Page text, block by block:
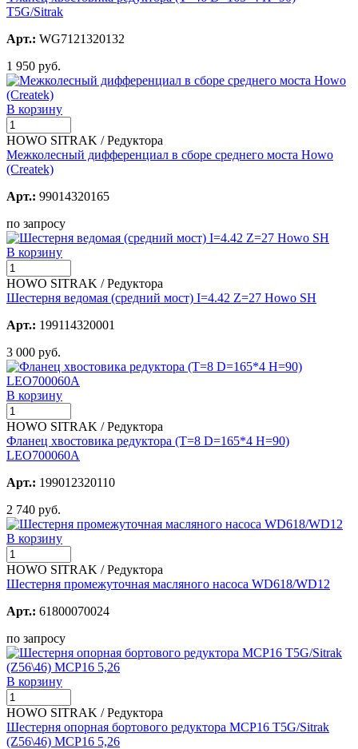
T5G/Sitrak
Арт.: WG7121320132
1 950 руб.
В корзину
HOWO SITRAK / Редуктора
Межколесный дифференциал в сборе среднего моста Howo
(Createk)
Арт.: 99014320165
по запросу
В корзину
HOWO SITRAK / Редуктора
Шестерня ведомая (средний мост) I=4.42 Z=27 Howo SH
Арт.: 199114320001
3 000 руб.
В корзину
HOWO SITRAK / Редуктора
Фланец хвостовика редуктора (T=8 D=165*4 H=90)
LEO700060A
Арт.: 199012320110
2 740 руб.
В корзину
HOWO SITRAK / Редуктора
Шестерня промежуточная масляного насоса WD618/WD12
Арт.: 61800070024
по запросу
В корзину
HOWO SITRAK / Редуктора
Шестерня опорная бортового редуктора MCP16 T5G/Sitrak
(Z56\46) MCP16 5,26